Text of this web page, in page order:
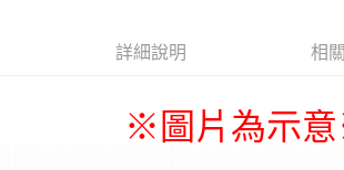
詳細說明 相
※圖片為示意